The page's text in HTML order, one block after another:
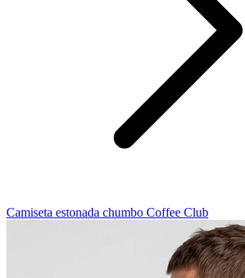
Camiseta estonada chumbo Coffee Club